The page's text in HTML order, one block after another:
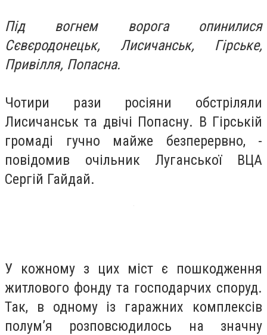
Під вогнем ворога опинилися
Сєвєродонецьк, Лисичанськ, Гірське,
Привілля, Попасна.
Чотири рази росіяни обстріляли
Лисичанськ та двічі Попасну. В Гірській
громаді гучно майже безперервно, -
повідомив очільник Луганської ВЦА
Сергій Гайдай.
У кожному з цих міст є пошкодження
житлового фонду та господарчих споруд.
Так, в одному із гаражних комплексів
полум’я розповсюдилось на значну